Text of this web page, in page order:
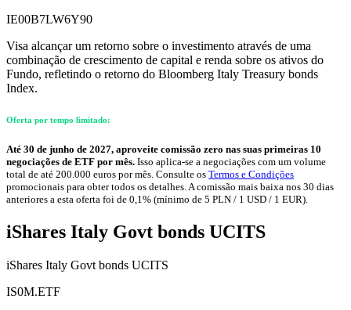
IE00B7LW6Y90
Visa alcançar um retorno sobre o investimento através de uma
combinação de crescimento de capital e renda sobre os ativos do
Fundo, refletindo o retorno do Bloomberg Italy Treasury bonds
Index.
Oferta por tempo limitado:
Até 30 de junho de 2027, aproveite comissão zero nas suas primeiras 10
negociações de ETF por mês. Isso aplica-se a negociações com um volume
total de até 200.000 euros por mês. Consulte os Termos e Condições
promocionais para obter todos os detalhes. A comissão mais baixa nos 30 dias
anteriores a esta oferta foi de 0,1% (mínimo de 5 PLN / 1 USD / 1 EUR).
iShares Italy Govt bonds UCITS
iShares Italy Govt bonds UCITS
IS0M.ETF